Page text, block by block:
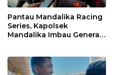
Pantau Mandalika Racing
Series, Kapolsek
Mandalika Imbau Generasi